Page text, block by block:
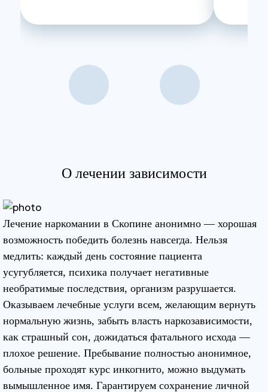
О лечении зависимости
Лечение наркомании в Скопине анонимно — хорошая
возможность победить болезнь навсегда. Нельзя
медлить: каждый день состояние пациента
усугубляется, психика получает негативные
необратимые последствия, организм разрушается.
Оказываем лечебные услуги всем, желающим вернуть
нормальную жизнь, забыть власть наркозависимости,
как страшный сон, дожидаться фатального исхода —
плохое решение. Пребывание полностью анонимное,
больные проходят курс инкогнито, можно выдумать
вымышленное имя. Гарантируем сохранение личной